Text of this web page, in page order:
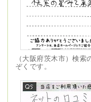
（大阪府茨木市）検
ぞくです。